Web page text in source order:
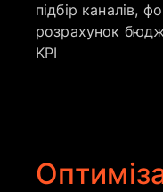
підбір каналів,
розрахунок
KPI